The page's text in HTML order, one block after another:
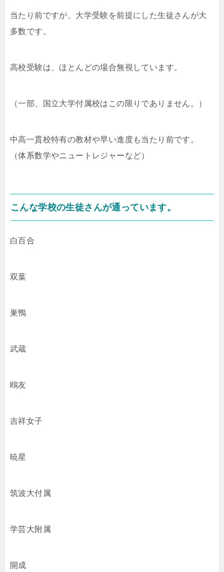
当たり前ですが、大学受験を前提にした生徒さんが大
多数です。
高校受験は、ほとんどの場合無視しています。
（一部、国立大学付属校はこの限りでありません。）
中高一貫校特有の教材や早い進度も当たり前です。
（体系数学やニュートレジャーなど）
こんな学校の生徒さんが通っています。
白百合
双葉
巣鴨
武蔵
鴎友
吉祥女子
暁星
筑波大付属
学芸大附属
開成